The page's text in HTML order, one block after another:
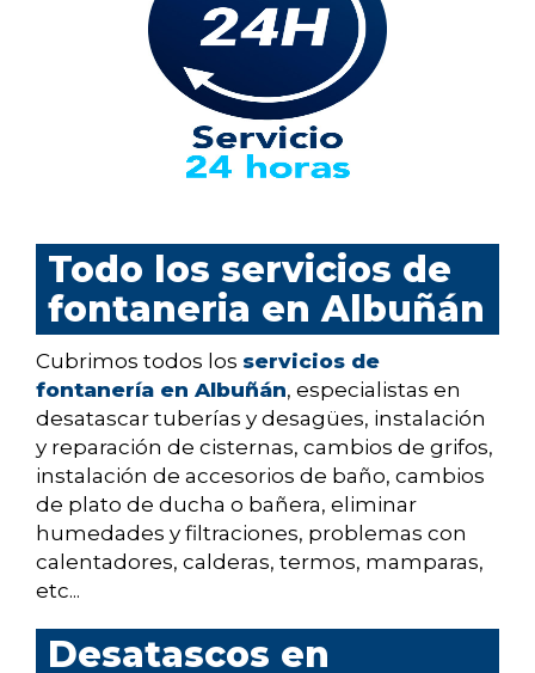
Todo los servicios de
fontaneria en Albuñán
Cubrimos todos los servicios de
fontanería en Albuñán, especialistas en
desatascar tuberías y desagües, instalación
y reparación de cisternas, cambios de grifos,
instalación de accesorios de baño, cambios
de plato de ducha o bañera, eliminar
humedades y filtraciones, problemas con
calentadores, calderas, termos, mamparas,
etc...
Desatascos en